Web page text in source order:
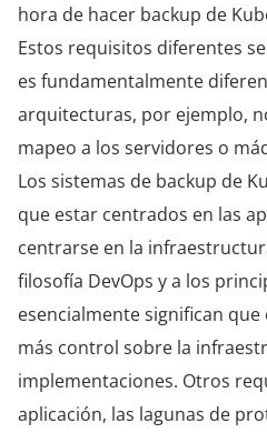
hora de hacer backup de
Estos requisitos diferentes
es fundamentalmente
arquitecturas, por ejemplo,
mapeo a los servidores o
Los sistemas de backup de
que estar centrados en las
centrarse en la
filosofía DevOps y a los
esencialmente significan
más control sobre la
implementaciones. Otros
aplicación, las lagunas de